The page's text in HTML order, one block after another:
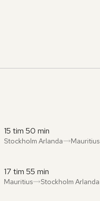
15 tim 50 min
Från:
Stockholm Arlanda
,till: Mauritius
17 tim 55 min
Från:
Mauritius
,till: Stockholm Arlanda